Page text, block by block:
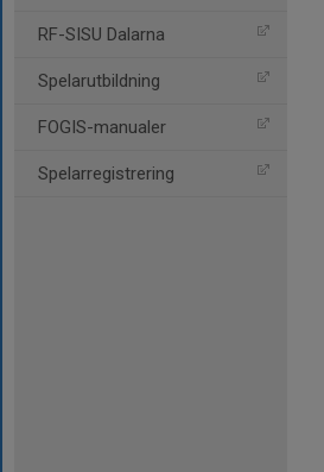
RF-SISU Dalarna
Spelarutbildning
FOGIS-manualer
Spelarregistrering